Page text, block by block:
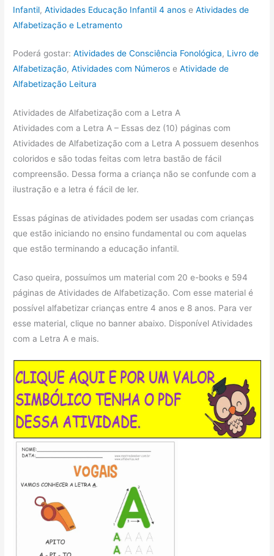
Infantil,Atividades Educação Infantil 4 anos eAtividades de
Alfabetização e Letramento
Poderá gostar:Atividades de Consciência Fonológica, Livro de
Alfabetização,Atividades com Números eAtividade de
Alfabetização Leitura
Atividades de Alfabetização com a Letra A
Atividades com a Letra A – Essas dez (10) páginas com
Atividades de Alfabetização com a Letra A possuem desenhos
coloridos e são todas feitas com letra bastão de fácil
compreensão. Dessa forma a criança não se confunde com a
ilustração e a letra é fácil de ler.
Essas páginas de atividades podem ser usadas com crianças
que estão iniciando no ensino fundamental ou com aquelas
que estão terminando a educação infantil.
Caso queira, possuímos um material com 20 e-books e 594
páginas de Atividades de Alfabetização. Com esse material é
possível alfabetizar crianças entre 4 anos e 8 anos. Para ver
esse material, clique no banner abaixo. Disponível Atividades
com a Letra A e mais.